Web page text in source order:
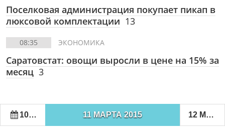
Поселковая администрация покупает пикап в
люксовой комплектации 13
08:35 ЭКОНОМИКА
Саратовстат: овощи выросли в цене на 15% за
месяц 3
10 МАРТА 2015 11 МАРТА 2015 12 МАРТА 2015